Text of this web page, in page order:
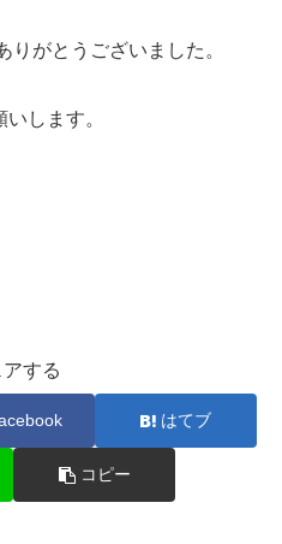
がとうございました。
します。
アする
はてブ
コピー